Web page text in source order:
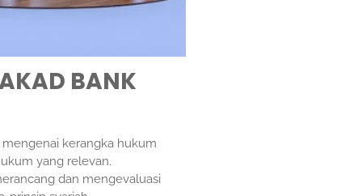
BANK
kerangka hukum
yang relevan.
dan mengevaluasi